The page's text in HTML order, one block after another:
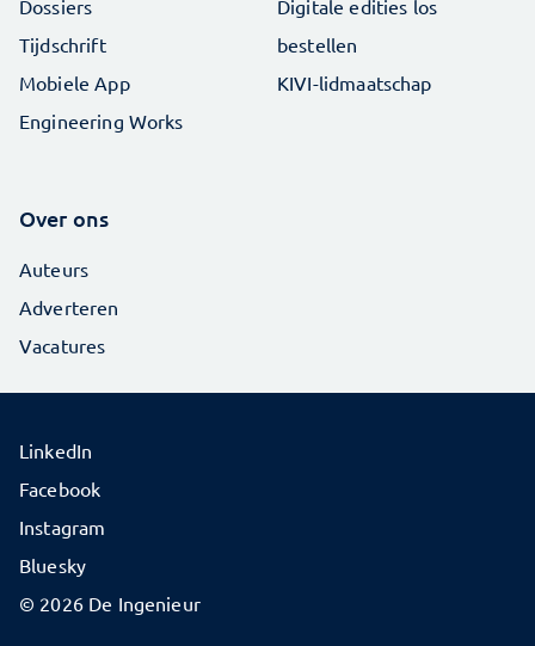
Dossiers
Tijdschrift
Mobiele App
Engineering Works
Digitale edities los
bestellen
KIVI-lidmaatschap
Over ons
Auteurs
Adverteren
Vacatures
© 2026 De Ingenieur
LinkedIn
Facebook
Instagram
Bluesky